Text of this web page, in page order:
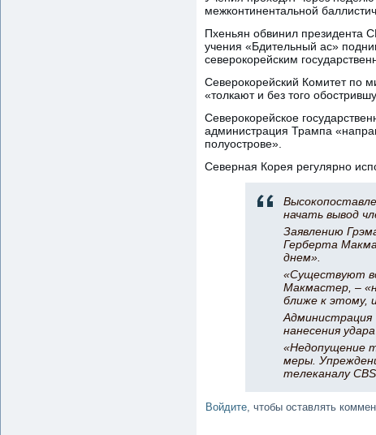
межконтинентальной
Пхеньян обвинил президента
учения «Бдительный ас»
северокорейским
Северокорейский Комитет по
«толкают и без того
Северокорейское
администрация Трампа
полуострове».
Северная Корея регулярно
начать вывод
Заявлению
Герберта
днем».
«Существуют
Макмастер, –
ближе к этому,
Администрация
нанесения
«Недопущение
меры.
телеканалу
Войдите , чтобы оставлять